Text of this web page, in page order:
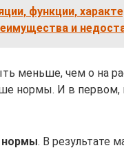
функции,
и
меньше, чем о на
нормы. И в первом,
нормы. В результате